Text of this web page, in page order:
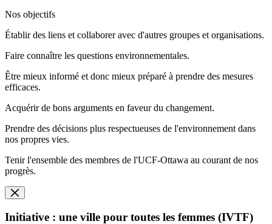
Nos objectifs
Établir des liens et collaborer avec d'autres groupes et organisations.
Faire connaître les questions environnementales.
Être mieux informé et donc mieux préparé à prendre des mesures
efficaces.
Acquérir de bons arguments en faveur du changement.
Prendre des décisions plus respectueuses de l'environnement dans
nos propres vies.
Tenir l'ensemble des membres de l'UCF-Ottawa au courant de nos
progrès.
Initiative : une ville pour toutes les femmes (IVTF)